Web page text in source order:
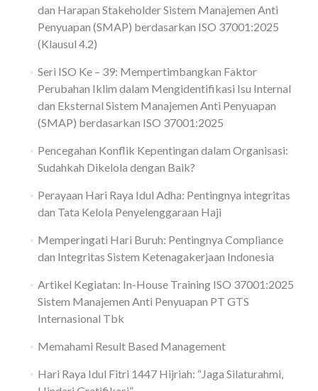
dan Harapan Stakeholder Sistem Manajemen Anti
Penyuapan (SMAP) berdasarkan ISO 37001:2025
(Klausul 4.2)
Seri ISO Ke – 39: Mempertimbangkan Faktor
Perubahan Iklim dalam Mengidentifikasi Isu Internal
dan Eksternal Sistem Manajemen Anti Penyuapan
(SMAP) berdasarkan ISO 37001:2025
Pencegahan Konflik Kepentingan dalam Organisasi:
Sudahkah Dikelola dengan Baik?
Perayaan Hari Raya Idul Adha: Pentingnya integritas
dan Tata Kelola Penyelenggaraan Haji
Memperingati Hari Buruh: Pentingnya Compliance
dan Integritas Sistem Ketenagakerjaan Indonesia
Artikel Kegiatan: In-House Training ISO 37001:2025
Sistem Manajemen Anti Penyuapan PT GTS
Internasional Tbk
Memahami Result Based Management
Hari Raya Idul Fitri 1447 Hijriah: “Jaga Silaturahmi,